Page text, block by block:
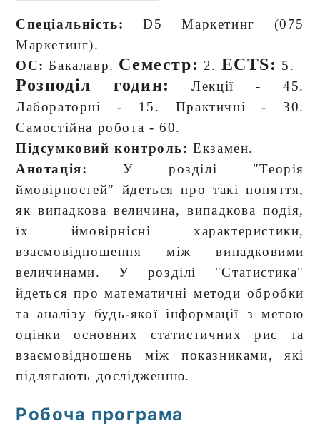
Спеціальність:
D5 Маркетинг (075
Маркетинг).
ОС: Бакалавр. Семестр: 2. ECTS: 5.
Розподіл годин:
Лекції - 45.
Лабораторні - 15. Практичні - 30.
Самостійна робота - 60.
Підсумковий контроль: Екзамен.
Анотація:
У розділі "Теорія
ймовірностей" йдеться про такі поняття,
як випадкова величина, випадкова подія,
їх ймовірнісні характеристики,
взаємовідношення між випадковими
величинами. У розділі "Статистика"
йдеться про математичні методи обробки
та аналізу будь-якої інформації з метою
оцінки основних статистичних рис та
взаємовідношень між показниками, які
підлягають дослідженню.
Робоча програма